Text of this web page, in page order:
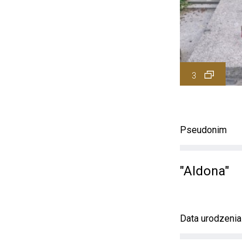
3
Pseudonim
"Aldona"
Data urodzenia